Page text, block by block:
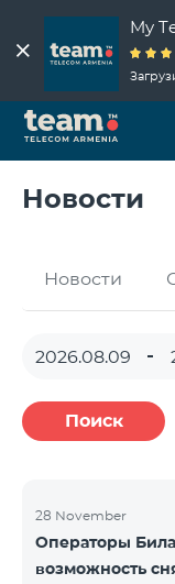
My
Новости
Новости
Поиск
28 November
Операторы
возможность